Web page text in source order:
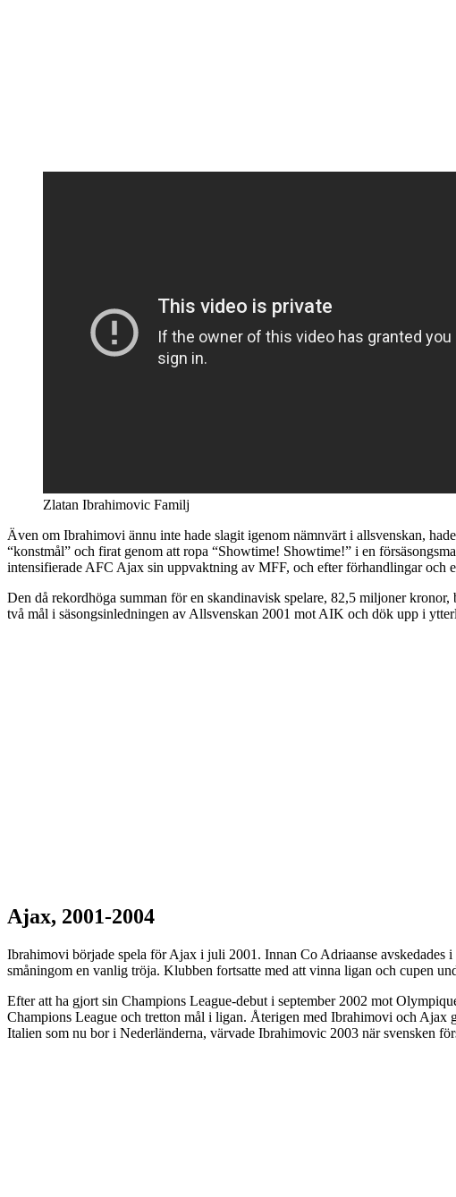
Zlatan Ibrahimovic Familj
Även om Ibrahimovi ännu inte hade slagit igenom nämnvärt i allsvenskan,
“konstmål” och firat genom att ropa “Showtime! Showtime!” i en
intensifierade AFC Ajax sin uppvaktning av MFF, och efter förhandlingar och
Den då rekordhöga summan för en skandinavisk spelare, 82,5 miljoner
två mål i säsongsinledningen av Allsvenskan 2001 mot AIK och dök upp i
Ajax, 2001-2004
Ibrahimovi började spela för Ajax i juli 2001. Innan Co Adriaanse avskedades
småningom en vanlig tröja. Klubben fortsatte med att vinna ligan och cupen
Efter att ha gjort sin Champions League-debut i september 2002 mot
Champions League och tretton mål i ligan. Återigen med Ibrahimovi och Ajax
Italien som nu bor i Nederländerna, värvade Ibrahimovic 2003 när svensken